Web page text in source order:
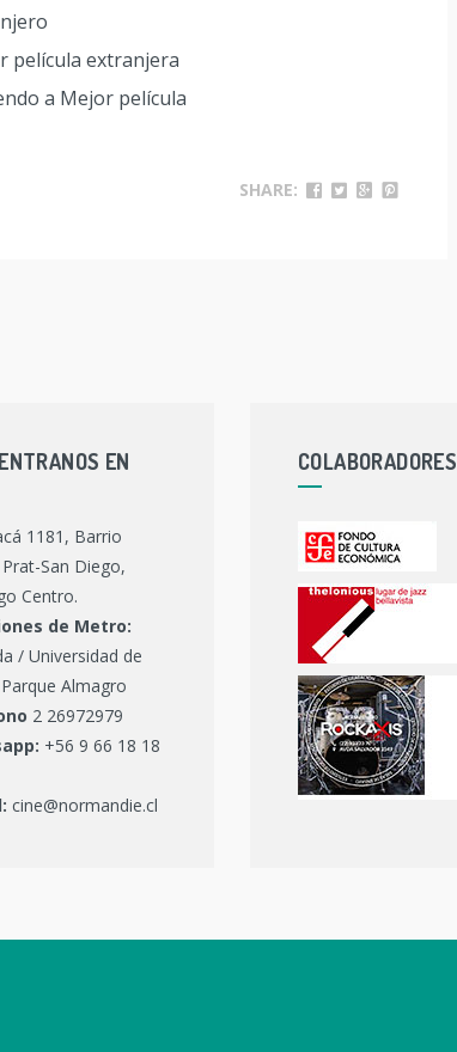
película extranjera
a Mejor película
SHARE:
EN
1181, Barrio
San Diego,
Centro.
de Metro:
/ Universidad de
Almagro
2 26972979
+56 9 66 18 18
cine@normandie.cl
COLABORADORES